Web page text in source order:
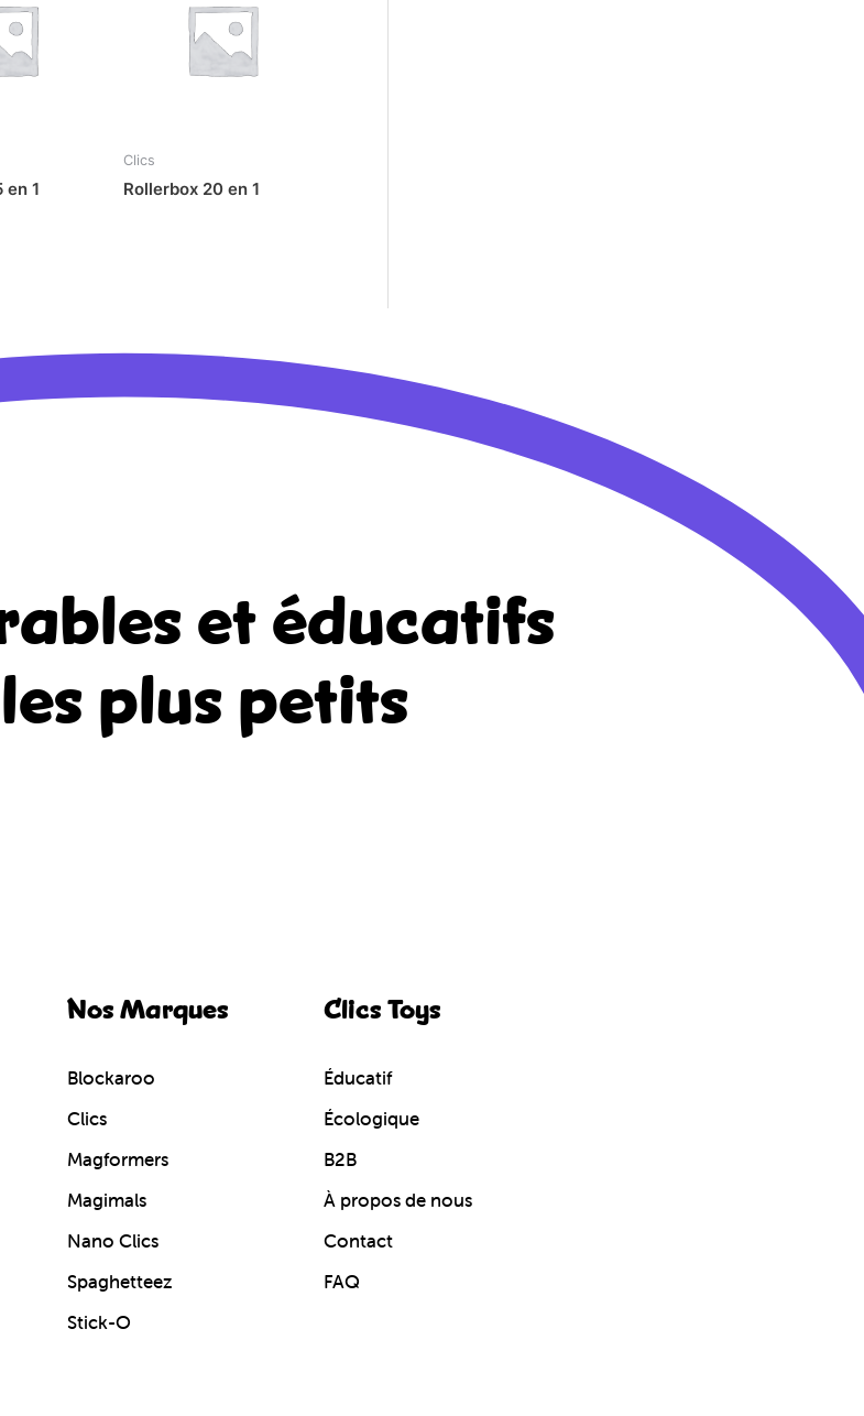
en 1
Clics
Rollerbox 20 en 1
et éducatifs
plus petits
Nos Marques
Blockaroo
Clics
Magformers
Magimals
Nano Clics
Spaghetteez
Stick-O
Clics Toys
Éducatif
Écologique
B2B
À propos de nous
Contact
FAQ